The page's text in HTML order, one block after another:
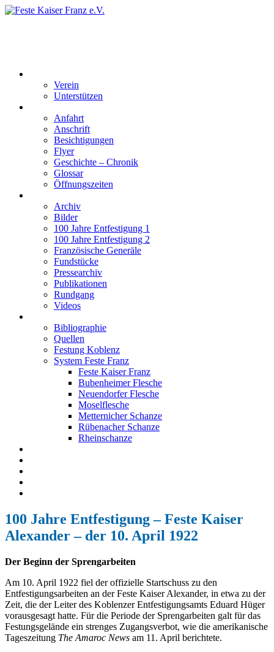
Verein
Unterstützen
Anfahrt
Anschrift
Besichtigungen
Flyer
Geschichte – Chronik
Glossar
Öffnungszeiten
Archiv
Bilder
100 Jahre Entfestigung 1
100 Jahre Entfestigung 2
Französische Generäle
Fundstücke
Pressearchiv
Publikationen
Rundgang
Videos
Bibliographie
Quellen
Festung Koblenz
System Feste Franz
Feste Kaiser Franz
Bubenheimer Flesche
Neuendorfer Flesche
Moselflesche
Metternicher Schanze
Rübenacher Schanze
Rheinschanze
100 Jahre Entfestigung – Feste Kaiser
Alexander – der 10. April 1922
Der Beginn der Sprengarbeiten
Am 10. April 1922 fiel der offizielle Startschuss zu den
Entfestigungsarbeiten an der Feste Kaiser Alexander, in etwa zu der
Zeit, die der Leiter des Koblenzer Entfestigungsamts Eduard Hüger
vorausgesagt hatte. Für die Periode der Sprengarbeiten galt für das
Festungsgelände ein strenges Zugangsverbot, wie die amerikanische
Tageszeitung The Amaroc News am 11. April berichtete.